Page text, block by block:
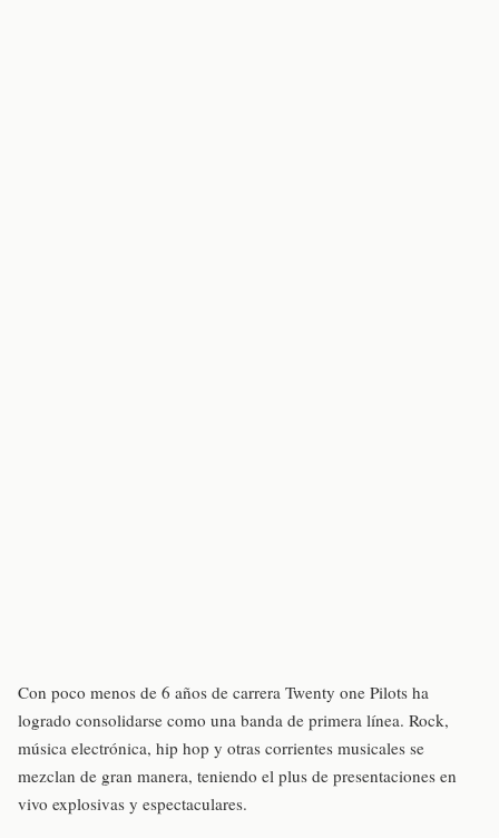
Con poco menos de 6 años de carrera Twenty one Pilots ha
logrado consolidarse como una banda de primera línea. Rock,
música electrónica, hip hop y otras corrientes musicales se
mezclan de gran manera, teniendo el plus de presentaciones en
vivo explosivas y espectaculares.